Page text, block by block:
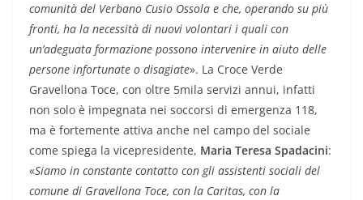
comunità del Verbano Cusio Ossola e che, operando su più
fronti, ha la necessità di nuovi volontari i quali con
un’adeguata formazione possono intervenire in aiuto delle
persone infortunate o disagiate». La Croce Verde
Gravellona Toce, con oltre 5mila servizi annui, infatti
non solo è impegnata nei soccorsi di emergenza 118,
ma è fortemente attiva anche nel campo del sociale
come spiega la vicepresidente, Maria Teresa Spadacini:
«Siamo in constante contatto con gli assistenti sociali del
comune di Gravellona Toce, con la Caritas, con la